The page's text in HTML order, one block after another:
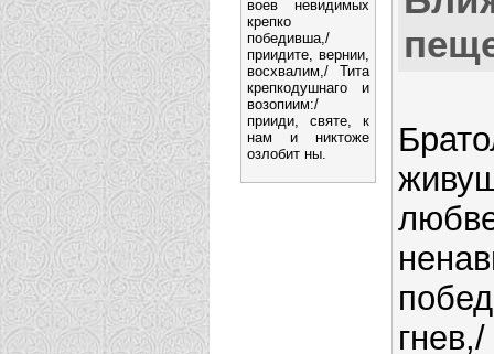
воев невидимых
крепко
победивша,/
приидите, вернии,
восхвалим,/ Тита
крепкодушнаго и
возопиим:/
прииди, святе, к
нам и никтоже
озлобит ны.